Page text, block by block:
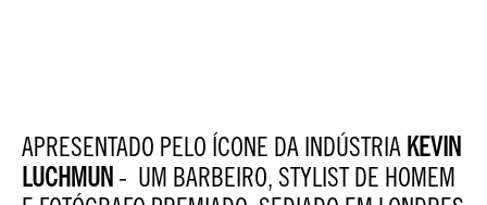
APRESENTADO PELO ÍCONE DA INDÚSTRIA KEVIN
LUCHMUN - UM BARBEIRO, STYLIST DE HOMEM